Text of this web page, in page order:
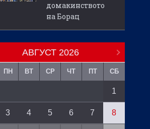
домакинството
на Борац
АВГУСТ 2026
ПН ВТ СР ЧТ ПТ СБ
1
3 4 5 6 7 8